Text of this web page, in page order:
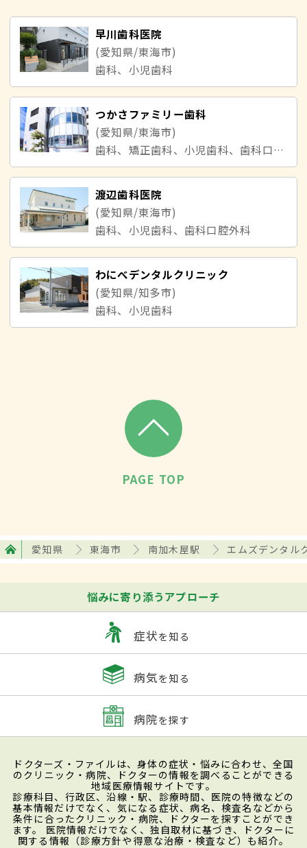
早川歯科医院
(愛知県/東海市)
歯科、小児歯科
つかさファミリー歯科
(愛知県/東海市)
歯科、矯正歯科、小児歯科、歯科口腔外科
渡辺歯科医院
(愛知県/東海市)
歯科、小児歯科、歯科口腔外科
わにべデンタルクリニック
(愛知県/知多市)
歯科、小児歯科
PAGE TOP
愛知県 東海市 南加木屋駅 エムズデンタル
悩みに寄り添うアプローチ
症状を知る
病気を知る
病院を探す
ドクターズ・ファイルは、身体の症状・悩みに合わせ、全国
のクリニック・病院、ドクターの情報を調べることができる
地域医療情報サイトです。
診療科目、行政区、沿線・駅、診療時間、医院の特徴などの
基本情報だけでなく、気になる症状、病名、検査名などから
条件に合ったクリニック・病院、ドクターを探すことができ
ます。 医院情報だけでなく、独自取材に基づき、ドクターに
関する情報（診療方針や得意な治療・検査など）も紹介。